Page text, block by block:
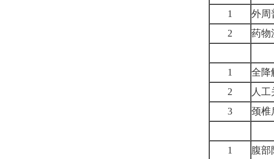
1
外周
2
药物
1
全降
2
人
3
颈椎
1
腹部